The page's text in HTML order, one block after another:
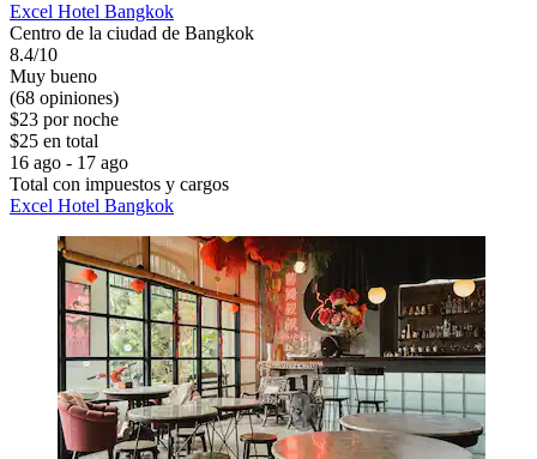
Excel Hotel Bangkok
Centro de la ciudad de Bangkok
8.4/10
Muy bueno
(68 opiniones)
$23 por noche
$25 en total
16 ago - 17 ago
Total con impuestos y cargos
Excel Hotel Bangkok